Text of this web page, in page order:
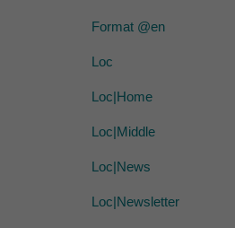
Format @en
Loc
Loc|Home
Loc|Middle
Loc|News
Loc|Newsletter